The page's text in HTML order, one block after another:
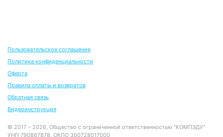
Пользовательское соглашение
Политика конфиденциальности
Оферта
Правила оплаты и возвратов
Обратная связь
Видеоинструкция
© 2017 – 2026, Общество с ограниченной ответственностью "КОМПЭДУ"
УНП 790867878, ОКПО 300728017000